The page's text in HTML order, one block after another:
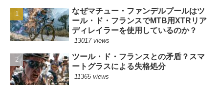
なぜマチュー・ファンデルプールはツ
ール・ド・フランスでMTB用XTRリア
ディレイラーを使用しているのか？
13017 views
ツール・ド・フランスとの矛盾？スマ
ートグラスによる失格処分
11365 views